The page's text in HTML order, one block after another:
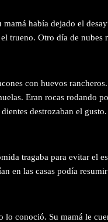
había dejado el
trueno. Otro día de nubes
con huevos
Eran rocas rodando
destrozaban el gusto.
tragaba para evitar el
en las casas podía
lo conoció. Su mamá le